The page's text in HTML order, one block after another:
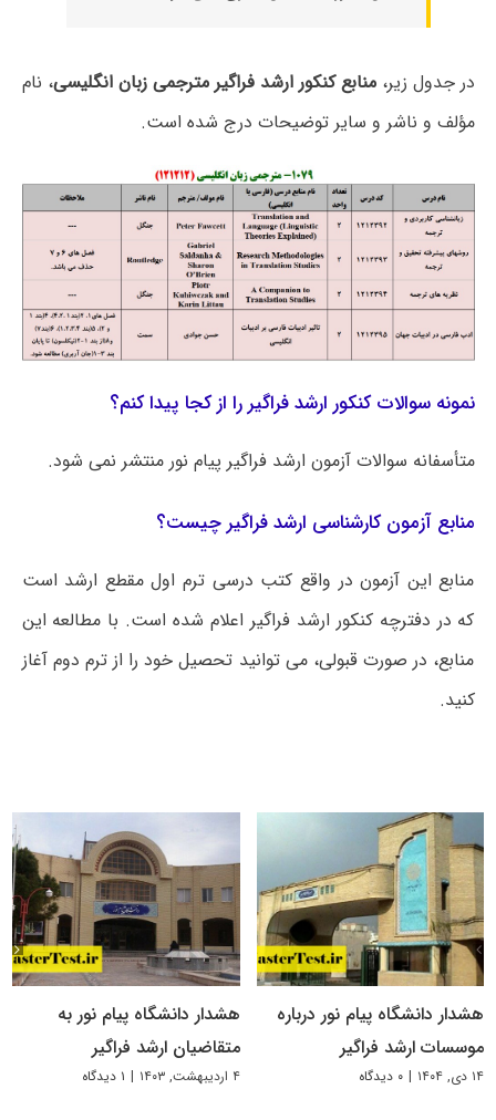
در جدول زیر،منابع کنکور ارشد فراگیر مترجمی زبان انگلیسی، نام
مؤلف و ناشر و سایر توضیحات درج شده است.
نمونه سوالات کنکور ارشد فراگیر را از کجا پیدا کنم؟
متأسفانه سوالات آزمون ارشد فراگیر پیام نور منتشر نمی شود.
منابع آزمون کارشناسی ارشد فراگیر چیست؟
منابع این آزمون در واقع کتب درسی ترم اول مقطع ارشد است
که در دفترچه کنکور ارشد فراگیر اعلام شده است. با مطالعه این
منابع، در صورت قبولی، می توانید تحصیل خود را از ترم دوم آغاز
کنید.
هشدار دانشگاه پیام نور درباره
موسسات ارشد فراگیر
۱۴ دی, ۱۴۰۴ | ۰ دیدگاه
هشدار دانشگاه پیام نور به
متقاضیان ارشد فراگیر
۴ اردیبهشت, ۱۴۰۳ | ۱ دیدگاه